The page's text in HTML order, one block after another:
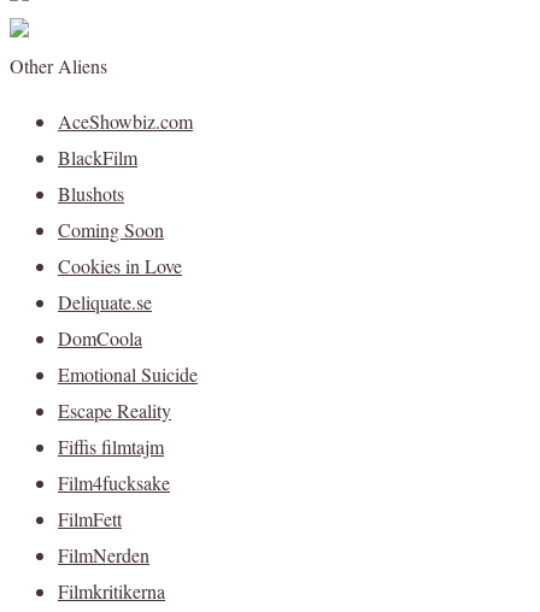
Other Aliens
AceShowbiz.com
BlackFilm
Blushots
Coming Soon
Cookies in Love
Deliquate.se
DomCoola
Emotional Suicide
Escape Reality
Fiffis filmtajm
Film4fucksake
FilmFett
FilmNerden
Filmkritikerna